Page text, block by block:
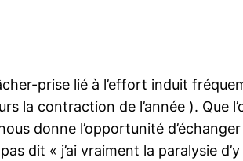
prise lié à l’effort induit
la contraction de l’année ). Que
donne l’opportunité
dit « j’ai vraiment la paralysie